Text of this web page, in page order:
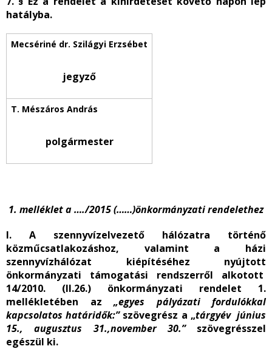
hatályba.
jegyző
polgármester
1. melléklet a …./2015 (……)önkormányzati rendelethez
I. A szennyvízelvezető hálózatra történő
közműcsatlakozáshoz, valamint a házi
szennyvízhálózat kiépítéséhez nyújtott
önkormányzati támogatási rendszerről alkotott
14/2010. (II.26.) önkormányzati rendelet 1.
mellékletében az „egyes pályázati fordulókkal
kapcsolatos határidők:” szövegrész a „tárgyév június
15., augusztus 31.,november 30.”szövegrésszel
egészül ki.